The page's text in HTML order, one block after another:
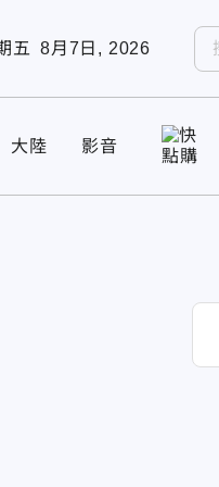
五 8月7日, 2026
大陸 影音